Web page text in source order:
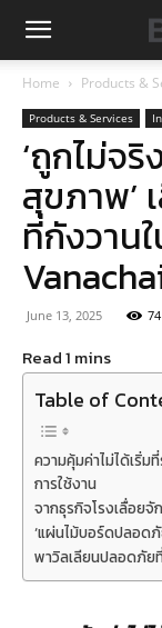
Home Products &
Products & Services
‘ถูกไม่จ
สุขภาพ’
ที่กังวาน
June 13, 2025 74
Table of
ความคุ้มค่าไม่ได้เริ่ม
การใช้งาน
จากธุรกิจโรงเลื่อย
‘แผ่นไม้บอร์ดปลอด
พาวิลเลียนปลอดภัย